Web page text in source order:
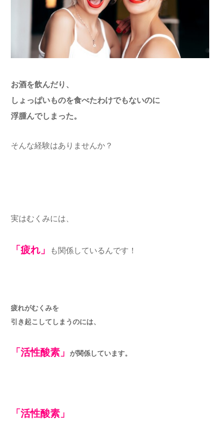
お酒を飲んだり、
しょっぱいものを食べたわけでもないのに
浮腫んでしまった。
そんな経験はありませんか？
実はむくみには、
「疲れ」 も関係しているんです！
疲れがむくみを
引き起こしてしまうのには、
「活性酸素」 が関係しています。
「活性酸素」